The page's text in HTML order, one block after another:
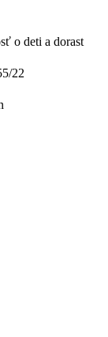
o deti a dorast
/22